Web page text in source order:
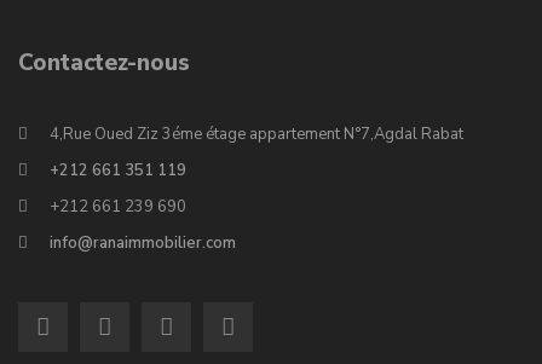
Contactez-nous
4,Rue Oued Ziz 3éme étage appartement N°7,Agdal Rabat
+212 661 351 119
+212 661 239 690
info@ranaimmobilier.com